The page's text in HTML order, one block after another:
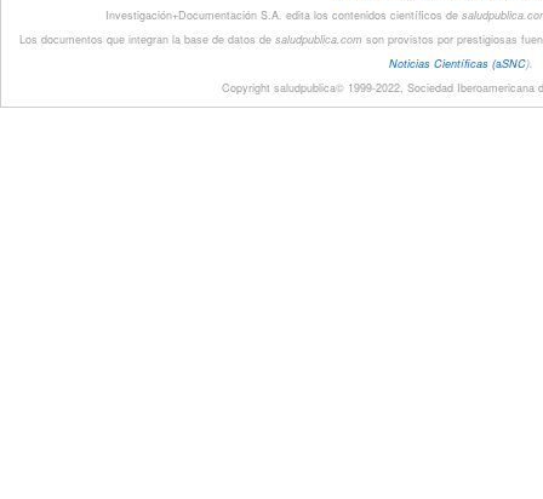
Investigación+Documentación S.A. edita los contenidos científicos de
Los documentos que integran la base de datos de saludpublica.com son provistos por prestigiosas
Noticias Científicas (aSNC).
Copyright saludpublica© 1999-2022, Sociedad